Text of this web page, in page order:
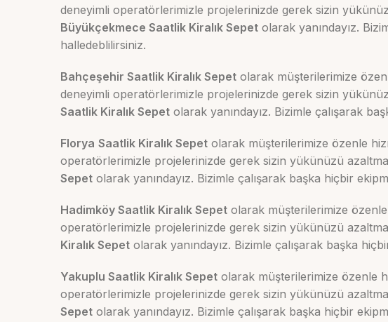
deneyimli operatörlerimizle projelerinizde gerek sizin
Büyükçekmece Saatlik Kiralık Sepet olarak yanındayız.
halledeblilirsiniz.
Bahçeşehir Saatlik Kiralık Sepet olarak müşterilerimize
deneyimli operatörlerimizle projelerinizde gerek sizin
Saatlik Kiralık Sepet olarak yanındayız. Bizimle çalışarak
Florya Saatlik Kiralık Sepet olarak müşterilerimize özenle
operatörlerimizle projelerinizde gerek sizin yükünüzü
Sepet olarak yanındayız. Bizimle çalışarak başka hiçbir
Hadimköy Saatlik Kiralık Sepet olarak müşterilerimize
operatörlerimizle projelerinizde gerek sizin yükünüzü
Kiralık Sepet olarak yanındayız. Bizimle çalışarak başka
Yakuplu Saatlik Kiralık Sepet olarak müşterilerimize özenle
operatörlerimizle projelerinizde gerek sizin yükünüzü
Sepet olarak yanındayız. Bizimle çalışarak başka hiçbir